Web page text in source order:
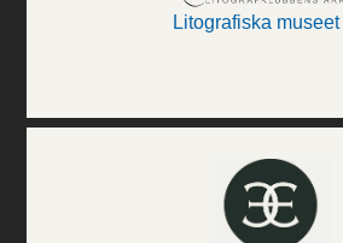
Litografiska museet